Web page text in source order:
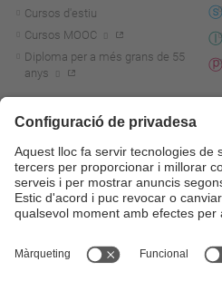
Cursos d'estiu
Cursos MOOC
Diploma per a més grans de 55
anys
Actualitat R+D+I
La recerca a la UPC
La transferència, l'emprenedoria i
la innovació a la UPC
Foment i suport a la recerca
transferència, l'emprenedoria i la